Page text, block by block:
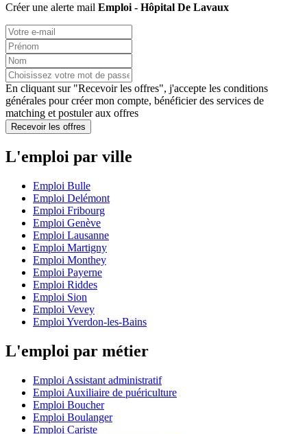
Créer une alerte mail Emploi - Hôpital De Lavaux
En cliquant sur "Recevoir les offres", j'accepte les conditions
générales pour créer mon compte, bénéficier des services de
matching et postuler aux offres
Recevoir les offres
L'emploi par ville
Emploi Bulle
Emploi Delémont
Emploi Fribourg
Emploi Genève
Emploi Lausanne
Emploi Martigny
Emploi Monthey
Emploi Payerne
Emploi Riddes
Emploi Sion
Emploi Vevey
Emploi Yverdon-les-Bains
L'emploi par métier
Emploi Assistant administratif
Emploi Auxiliaire de puériculture
Emploi Boucher
Emploi Boulanger
Emploi Cariste